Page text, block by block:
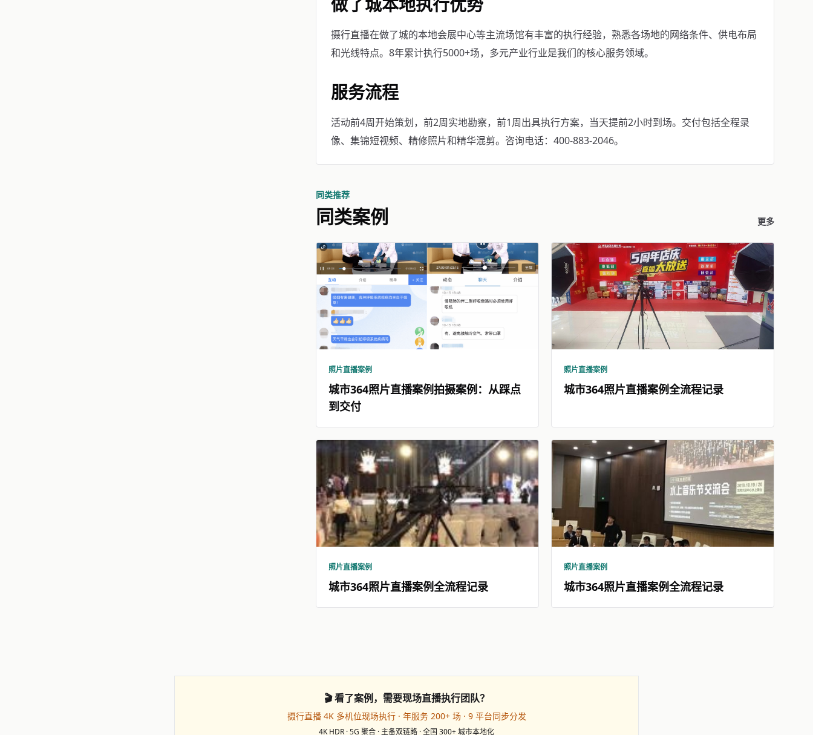
摄行直播在做了城的本地会展中心等主流场馆有丰富的执行经验，熟悉各场地的网络条件、供电布局
和光线特点。8年累计执行5000+场，多元产业行业是我们的核心服务领域。
服务流程
活动前4周开始策划，前2周实地勘察，前1周出具执行方案，当天提前2小时到场。交付包括全程录
像、集锦短视频、精修照片和精华混剪。咨询电话：400-883-2046。
同类推荐
同类案例 更多
照片直播案例
城市364照片直播案例拍摄案例：从踩点
到交付
照片直播案例
城市364照片直播案例全流程记录
照片直播案例
城市364照片直播案例全流程记录
照片直播案例
城市364照片直播案例全流程记录
🎬 看了案例，需要现场直播执行团队？
摄行直播 4K 多机位现场执行 · 年服务 200+ 场 · 9 平台同步分发
4K HDR · 5G 聚合 · 主备双链路 · 全国 300+ 城市本地化